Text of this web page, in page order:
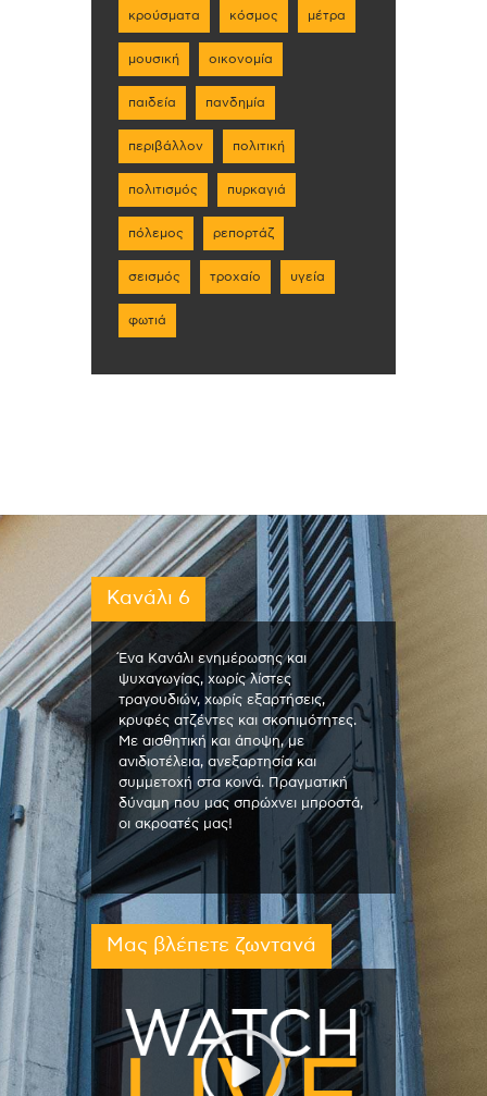
κρούσματα κόσμος μέτρα
μουσική οικονομία
παιδεία πανδημία
περιβάλλον πολιτική
πολιτισμός πυρκαγιά
πόλεμος ρεπορτάζ
σεισμός τροχαίο υγεία
φωτιά
Κανάλι 6
Ένα Κανάλι ενημέρωσης και
ψυχαγωγίας, χωρίς λίστες
τραγουδιών, χωρίς εξαρτήσεις,
κρυφές ατζέντες και σκοπιμότητες.
Με αισθητική και άποψη, με
ανιδιοτέλεια, ανεξαρτησία και
συμμετοχή στα κοινά. Πραγματική
δύναμη που μας σπρώχνει μπροστά,
οι ακροατές μας!
Μας βλέπετε ζωντανά